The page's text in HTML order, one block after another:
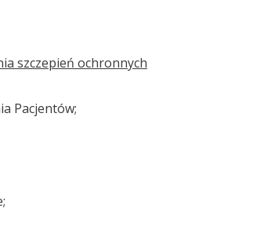
szczepień ochronnych
Pacjentów;